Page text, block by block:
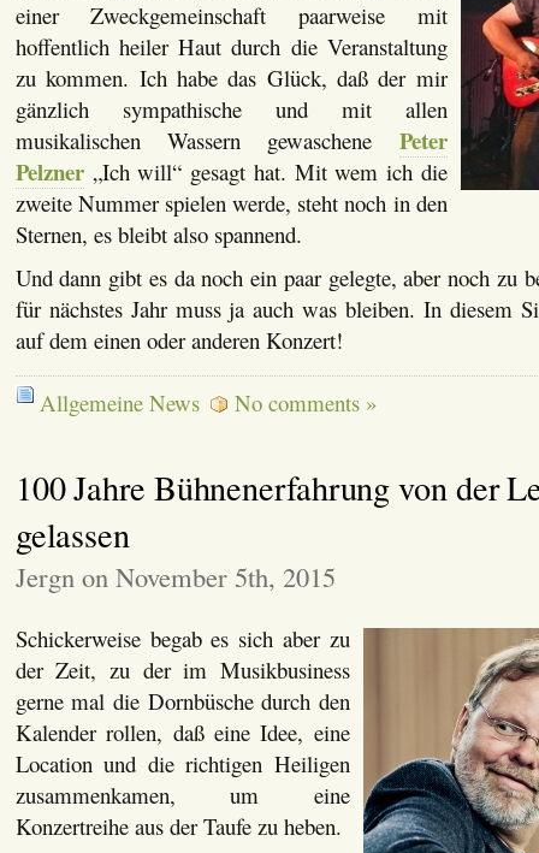
einer Zweckgemeinschaft paarweise mit
hoffentlich heiler Haut durch die Veranstaltung
zu kommen. Ich habe das Glück, daß der mir
gänzlich sympathische und mit allen
musikalischen Wassern gewaschene Peter
Pelzner„Ich will“ gesagt hat. Mit wem ich die
zweite Nummer spielen werde, steht noch in den
Sternen, es bleibt also spannend.
Und dann gibt es da noch ein paar gelegte, aber noch zu
für nächstes Jahr muss ja auch was bleiben. In diesem
auf dem einen oder anderen Konzert!
Allgemeine News No comments »
100 Jahre Bühnenerfahrung von der
gelassen
Jergn on November 5th, 2015
Schickerweise begab es sich aber zu
der Zeit, zu der im Musikbusiness
gerne mal die Dornbüsche durch den
Kalender rollen, daß eine Idee, eine
Location und die richtigen Heiligen
zusammenkamen, um eine
Konzertreihe aus der Taufe zu heben.